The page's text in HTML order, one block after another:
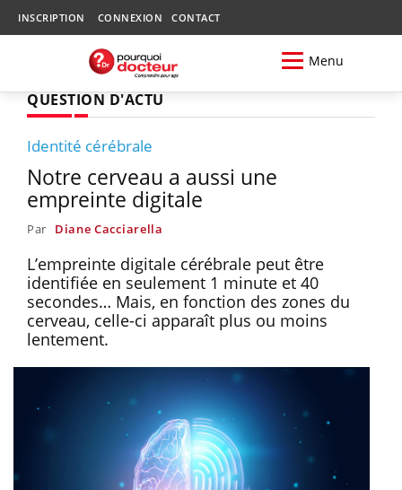
INSCRIPTION CONNEXION CONTACT
Menu
QUESTION D'ACTU
Identité cérébrale
Notre cerveau a aussi une
empreinte digitale
Par Diane Cacciarella
L’empreinte digitale cérébrale peut être
identifiée en seulement 1 minute et 40
secondes… Mais, en fonction des zones du
cerveau, celle-ci apparaît plus ou moins
lentement.